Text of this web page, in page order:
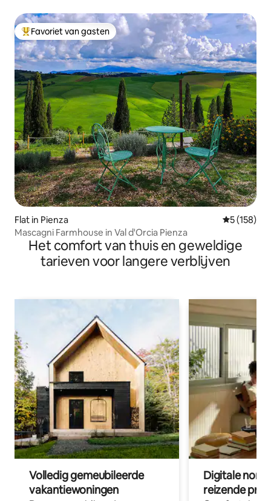
Topfavoriet van gasten
Favoriet van gasten
Flat in Pienza
5 (158)
Mascagni Farmhouse in Val d'Orcia Pienza
Het comfort van thuis en geweldige
tarieven voor langere verblijven
Volledig gemeubileerde
vakantiewoningen
Digitale
reizende